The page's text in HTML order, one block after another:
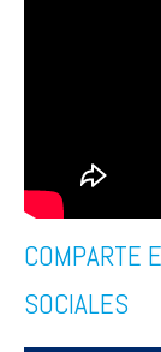
COMPARTE
SOCIALES